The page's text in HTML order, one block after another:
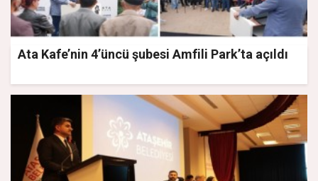
Ata Kafe’nin 4’üncü şubesi Amfili Park’ta açıldı